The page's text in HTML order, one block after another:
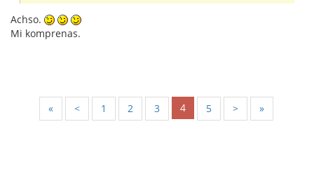
Achso.
Mi komprenas.
« < 1 2 3 4 5 > »